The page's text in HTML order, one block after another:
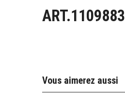
ART.1109883
Vous aimerez aussi